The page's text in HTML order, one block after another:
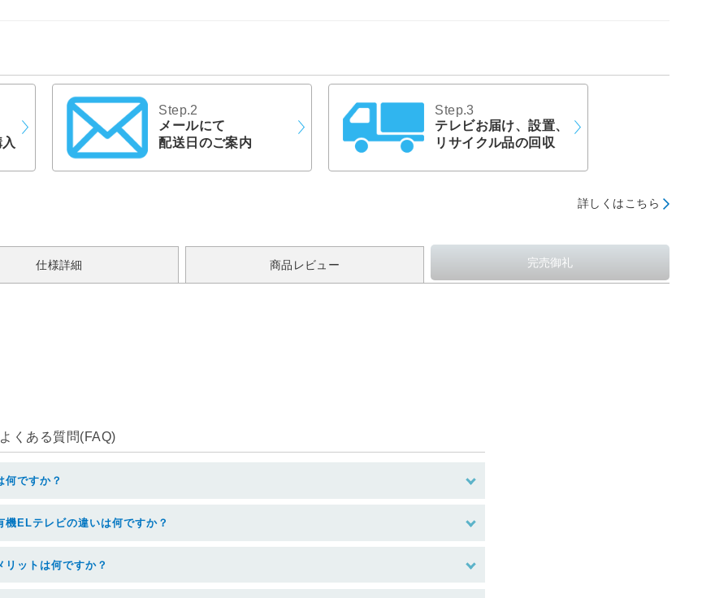
Step.2
メールにて
配送日のご案内
Step.3
テレビお届け、設置、
リサイクル品の回収
詳しくはこちら
仕様詳細 商品レビュー
くある質問(FAQ)
何ですか？
機ELテレビの違いは何ですか？
リットは何ですか？